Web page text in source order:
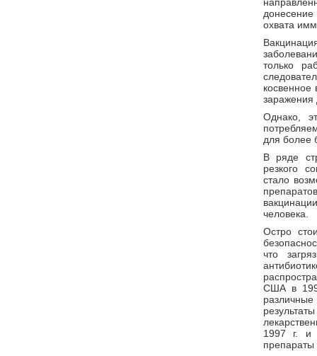
охвата
только
косвенное
заражения
Однако,
для более
В ряде
резкого
стало
человека.
Остро
что
США в
1997 г. и
препараты